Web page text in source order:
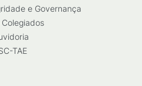
e Governança
Colegiados
TAE